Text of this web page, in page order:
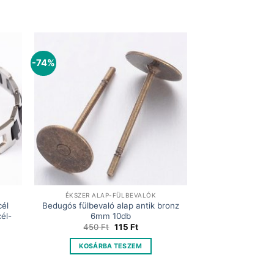
-74%
ÉKSZER ALAP-FÜLBEVALÓK
Bedugós fülbevaló alap antik bronz
6mm 10db
450Ft Original
was:
450 Ft.
115 FtCurrent
is:
115 Ft.
KOSÁRBA TESZEM